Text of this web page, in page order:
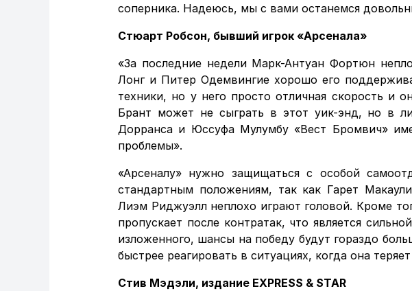
соперника. Надеюсь, мы с вами останемся
Стюарт Робсон, бывший игрок «Арсенала»
«За последние недели Марк-Антуан Фортюн
Лонг и Питер Одемвингие хорошо его
техники, но у него просто отличная скорость и
Брант может не сыграть в этот уик-энд, но в
Дорранса и Юссуфа Мулумбу «Вест Бромвич»
проблемы».
«Арсеналу» нужно защищаться с особой
стандартным положениям, так как Гарет
Лиэм Риджуэлл неплохо играют головой. Кроме
пропускает после контратак, что является
изложенного, шансы на победу будут гораздо
быстрее реагировать в ситуациях, когда она
Стив Мэдэли, издание EXPRESS & STAR